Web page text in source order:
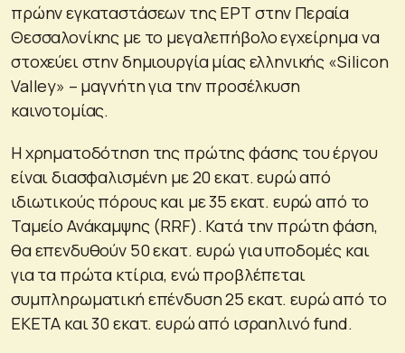
πρώην εγκαταστάσεων της ΕΡΤ στην Περαία
Θεσσαλονίκης με το μεγαλεπήβολο εγχείρημα να
στοχεύει στην δημιουργία μίας ελληνικής «Silicon
Valley» – μαγνήτη για την προσέλκυση
καινοτομίας.
Η χρηματοδότηση της πρώτης φάσης του έργου
είναι διασφαλισμένη με 20 εκατ. ευρώ από
ιδιωτικούς πόρους και με 35 εκατ. ευρώ από το
Ταμείο Ανάκαμψης (RRF). Κατά την πρώτη φάση,
θα επενδυθούν 50 εκατ. ευρώ για υποδομές και
για τα πρώτα κτίρια, ενώ προβλέπεται
συμπληρωματική επένδυση 25 εκατ. ευρώ από το
ΕΚΕΤΑ και 30 εκατ. ευρώ από ισραηλινό fund.